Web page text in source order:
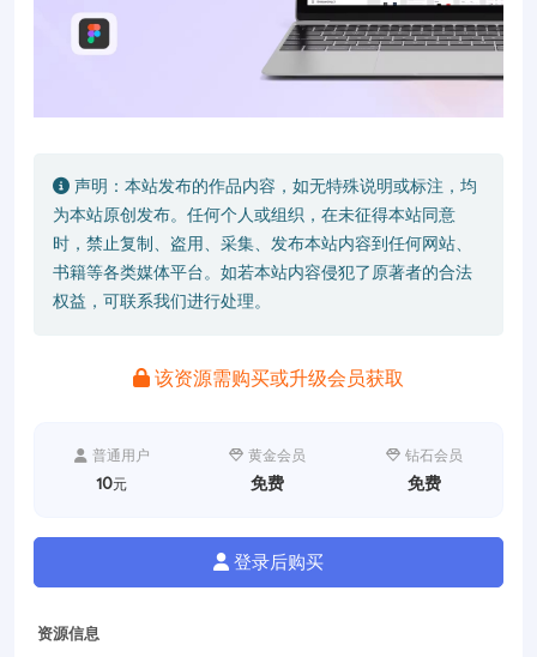
声明：本站发布的作品内容，如无特殊说明或标注，均
为本站原创发布。任何个人或组织，在未征得本站同意
时，禁止复制、盗用、采集、发布本站内容到任何网站、
书籍等各类媒体平台。如若本站内容侵犯了原著者的合法
权益，可联系我们进行处理。
该资源需购买或升级会员获取
普通用户
10元
黄金会员
免费
钻石会员
免费
登录后购买
资源信息